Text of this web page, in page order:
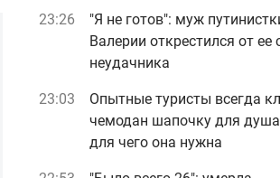
23:26
"Я не готов": муж
Валерии открестился от ее
неудачника
23:03
Опытные туристы всегда
чемодан шапочку для
для чего она нужна